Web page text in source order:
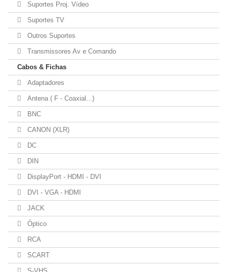
Suportes Proj. Vídeo
Suportes TV
Outros Suportes
Transmissores Av e Comando
Cabos & Fichas
Adaptadores
Antena ( F - Coaxial...)
BNC
CANON (XLR)
DC
DIN
DisplayPort - HDMI - DVI
DVI - VGA - HDMI
JACK
Óptico
RCA
SCART